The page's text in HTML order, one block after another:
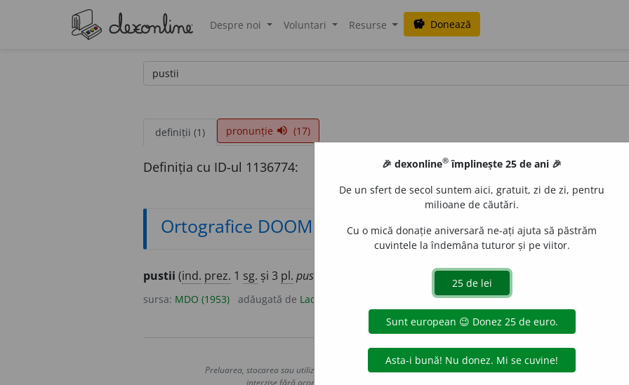
Despre noi Voluntari Resurse savings Donează
definiții (1) pronunție volume_up (17)
Definiția cu ID-ul 1136774:
Ortografice DOOM
pustii (ind. prez. 1 sg. și 3 pl. pustiesc ger.pustiind)
sursa: MDO (1953) adăugată de Ladislau Strifler
Copyright © 2004-2026 dexonline (https://dexonline.ro)
Preluarea, stocarea sau utilizarea datelor de pe acest site, inclusiv prin orice metode de extragere automată
interzise fără acordul nostru prealabil scris, cu excepția seturilor de date oferite oficial spre utilizare
🎉 dexonline® împlinește 25 de ani 🎉
De un sfert de secol suntem aici, gratuit, zi de zi, pentru
milioane de căutări.
Cu o mică donație aniversară ne-ați ajuta să păstrăm
cuvintele la îndemâna tuturor și pe viitor.